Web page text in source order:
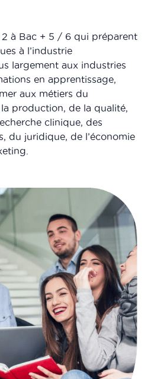
à Bac + 5 / 6 qui préparent
à l’industrie
largement aux industries
en apprentissage,
aux métiers du
production, de la qualité,
clinique, des
du juridique, de l’économie